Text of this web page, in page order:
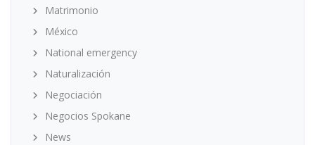
Matrimonio
México
National emergency
Naturalización
Negociación
Negocios Spokane
News